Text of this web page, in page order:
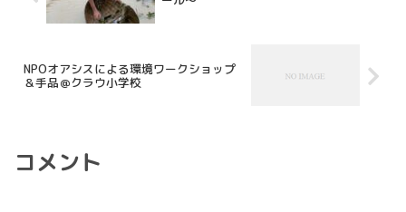
NPOオアシスによる環境ワークショップ
＆手品＠クラウ小学校
コメント